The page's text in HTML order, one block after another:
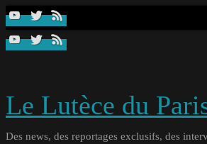
Passer
contenu
Le Lutèce du
Des news, des reportages exclusifs, des